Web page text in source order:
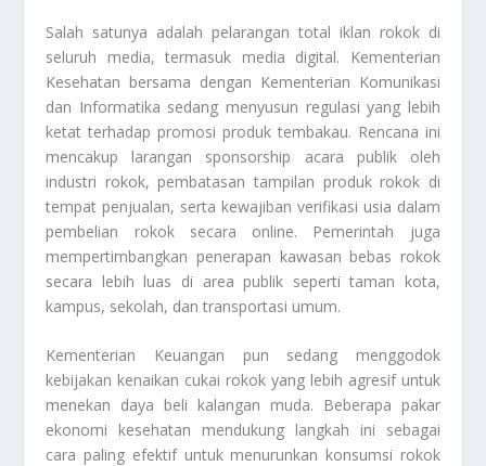
Salah satunya adalah pelarangan total iklan rokok di
seluruh media, termasuk media digital. Kementerian
Kesehatan bersama dengan Kementerian Komunikasi
dan Informatika sedang menyusun regulasi yang lebih
ketat terhadap promosi produk tembakau. Rencana ini
mencakup larangan sponsorship acara publik oleh
industri rokok, pembatasan tampilan produk rokok di
tempat penjualan, serta kewajiban verifikasi usia dalam
pembelian rokok secara online. Pemerintah juga
mempertimbangkan penerapan kawasan bebas rokok
secara lebih luas di area publik seperti taman kota,
kampus, sekolah, dan transportasi umum.
Kementerian Keuangan pun sedang menggodok
kebijakan kenaikan cukai rokok yang lebih agresif untuk
menekan daya beli kalangan muda. Beberapa pakar
ekonomi kesehatan mendukung langkah ini sebagai
cara paling efektif untuk menurunkan konsumsi rokok